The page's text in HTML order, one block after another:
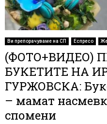
Ви препорачуваме на СП Еспресо
(ФОТО+ВИДЕО)
БУКЕТИТЕ НА
ГУРЖОВСКА:
– мамат
спомени